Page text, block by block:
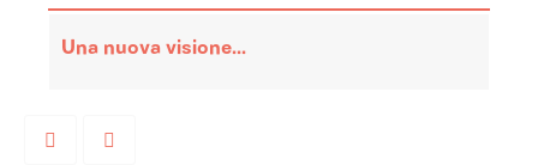
Una nuova visione...